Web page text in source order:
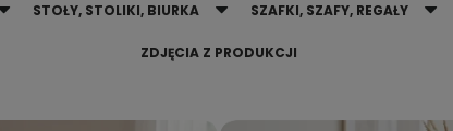
STOŁY, STOLIKI, BIURKA SZAFKI, SZAFY, REGAŁY
ZDJĘCIA Z PRODUKCJI